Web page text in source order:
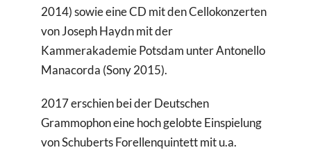
2014) sowie eine CD mit den Cellokonzerten
von Joseph Haydn mit der
Kammerakademie Potsdam unter Antonello
Manacorda (Sony 2015).
2017 erschien bei der Deutschen
Grammophon eine hoch gelobte Einspielung
von Schuberts Forellenquintett mit u.a.